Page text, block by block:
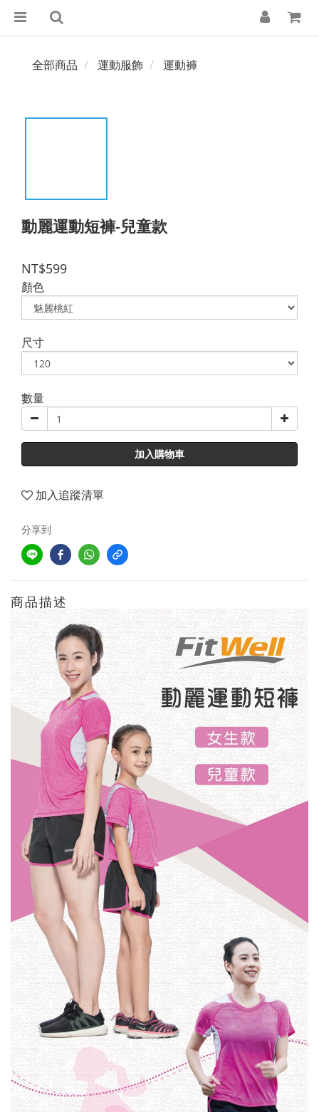
全部商品 運動服飾 運動褲
動麗運動短褲-兒童款
NT$599
顏色
尺寸
數量
加入購物車
加入追蹤清單
分享到
商品描述